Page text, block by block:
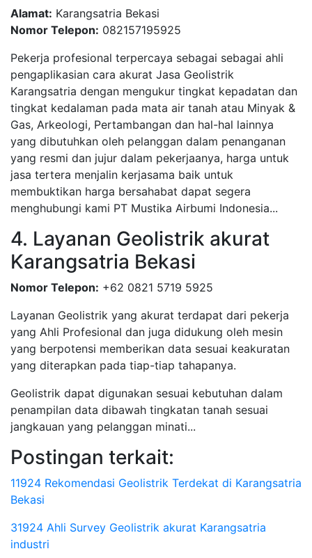
Alamat: Karangsatria Bekasi
Nomor Telepon: 082157195925
Pekerja profesional terpercaya sebagai sebagai ahli
pengaplikasian cara akurat Jasa Geolistrik
Karangsatria dengan mengukur tingkat kepadatan dan
tingkat kedalaman pada mata air tanah atau Minyak &
Gas, Arkeologi, Pertambangan dan hal-hal lainnya
yang dibutuhkan oleh pelanggan dalam penanganan
yang resmi dan jujur dalam pekerjaanya, harga untuk
jasa tertera menjalin kerjasama baik untuk
membuktikan harga bersahabat dapat segera
menghubungi kami PT Mustika Airbumi Indonesia...
4. Layanan Geolistrik akurat
Karangsatria Bekasi
Nomor Telepon: +62 0821 5719 5925
Layanan Geolistrik yang akurat terdapat dari pekerja
yang Ahli Profesional dan juga didukung oleh mesin
yang berpotensi memberikan data sesuai keakuratan
yang diterapkan pada tiap-tiap tahapanya.
Geolistrik dapat digunakan sesuai kebutuhan dalam
penampilan data dibawah tingkatan tanah sesuai
jangkauan yang pelanggan minati...
Postingan terkait:
11924 Rekomendasi Geolistrik Terdekat di Karangsatria
Bekasi
31924 Ahli Survey Geolistrik akurat Karangsatria
industri